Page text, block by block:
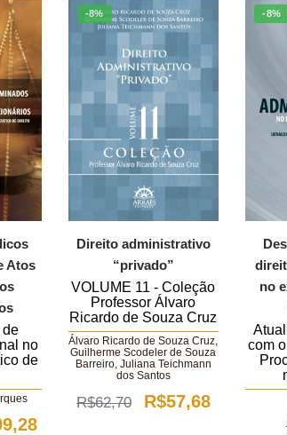
Atos
de
no
de
O
-8%
Direito administrativo
“privado”
VOLUME 11 - Coleção
Professor Álvaro
Ricardo de Souza Cruz
Álvaro Ricardo de Souza Cruz,
Guilherme Scodeler de Souza
Barreiro, Juliana Teichmann
dos Santos
R$62,70
O
R$57,68O
-8%
no
com